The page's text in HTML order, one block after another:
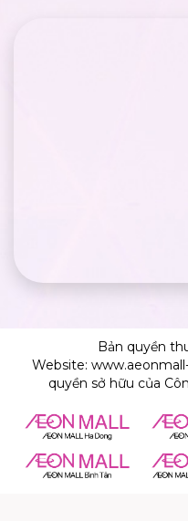
Bản quyền
Website:
quyền sở hữu của